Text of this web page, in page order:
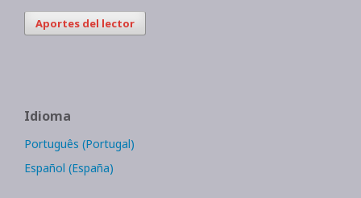
Aportes del lector
Idioma
Português (Portugal)
Español (España)